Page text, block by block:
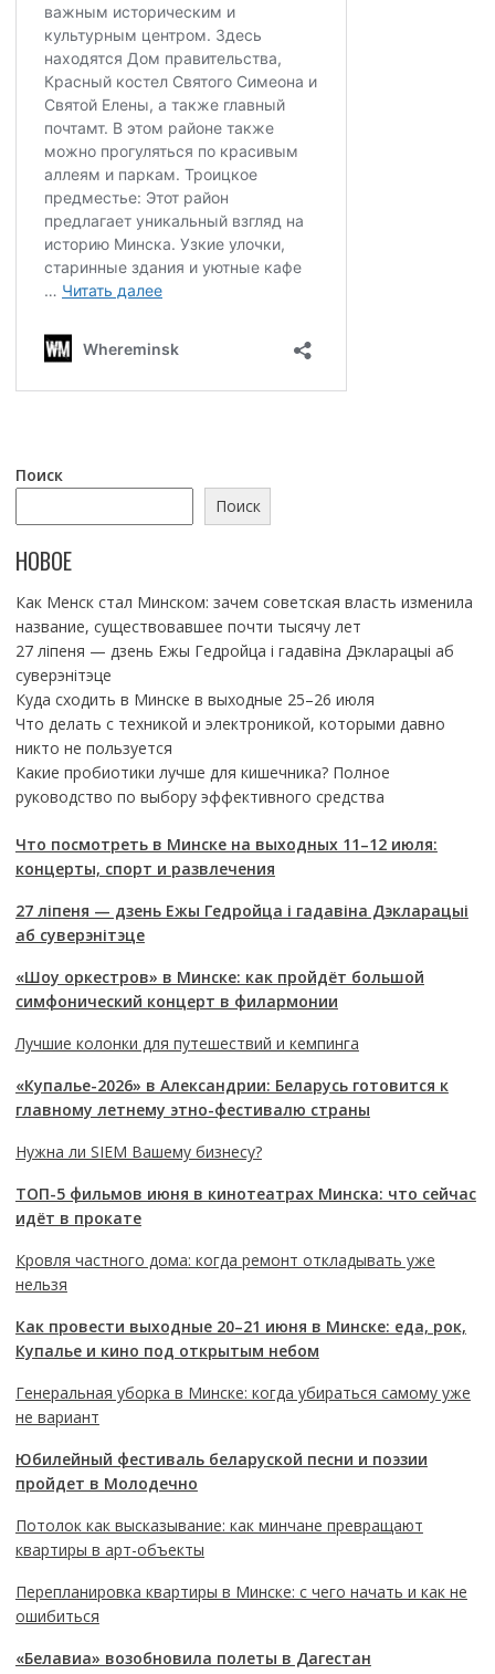
Поиск
Поиск
НОВОЕ
Как Менск стал Минском: зачем советская власть изменила
название, существовавшее почти тысячу лет
27 ліпеня — дзень Ежы Гедройца і гадавіна Дэкларацыі аб
суверэнітэце
Куда сходить в Минске в выходные 25–26 июля
Что делать с техникой и электроникой, которыми давно
никто не пользуется
Какие пробиотики лучше для кишечника? Полное
руководство по выбору эффективного средства
Что посмотреть в Минске на выходных 11–12 июля:
концерты, спорт и развлечения
27 ліпеня — дзень Ежы Гедройца і гадавіна Дэкларацыі
аб суверэнітэце
«Шоу оркестров» в Минске: как пройдёт большой
симфонический концерт в филармонии
Лучшие колонки для путешествий и кемпинга
«Купалье-2026» в Александрии: Беларусь готовится к
главному летнему этно-фестивалю страны
Нужна ли SIEM Вашему бизнесу?
ТОП-5 фильмов июня в кинотеатрах Минска: что сейчас
идёт в прокате
Кровля частного дома: когда ремонт откладывать уже
нельзя
Как провести выходные 20–21 июня в Минске: еда, рок,
Купалье и кино под открытым небом
Генеральная уборка в Минске: когда убираться самому уже
не вариант
Юбилейный фестиваль беларуской песни и поэзии
пройдет в Молодечно
Потолок как высказывание: как минчане превращают
квартиры в арт-объекты
Перепланировка квартиры в Минске: с чего начать и как не
ошибиться
«Белавиа» возобновила полеты в Дагестан